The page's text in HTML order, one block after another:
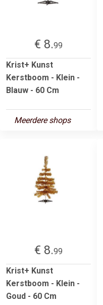
€ 8.99
Krist+ Kunst
Kerstboom - Klein -
Blauw - 60 Cm
Meerdere shops
€ 8.99
Krist+ Kunst
Kerstboom - Klein -
Goud - 60 Cm